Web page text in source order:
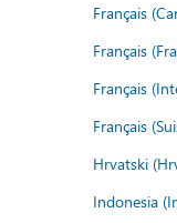
Français
Français
Français
Français
Hrvatski
Indonesia